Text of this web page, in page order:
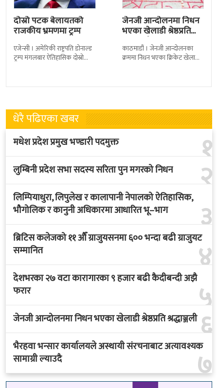
दोस्रो पटक बेलायतको
राजकीय भ्रमणमा ट्रम्प
एजेन्सी । अमेरिकी राष्ट्रपति डोनाल्ड
ट्रम्प मंगलबार ऐतिहासिक दोस्रो
बेलायत सरकारले
जेनजी आन्दोलनमा निधन
भएका खेलाडी श्रेष्ठप्रति
श्रद्धाञ्जली
काठमाडौं । जेनजी आन्दोलनका
क्रममा निधन भएका क्रिकेट खेलाडी
त्रिपुरेश्वरस्थीत राष्ट्रिय खेलकुद
धेरै पढिएका खबर
१
मधेश प्रदेश प्रमुख भण्डारी पदमुक्त
२
लुम्बिनी प्रदेश सभा सदस्य सरिता पुन मगरको निधन
३
लिम्पियाधुरा, लिपुलेख र कालापानी नेपालको ऐतिहासिक,
भौगोलिक र कानुनी अधिकारमा आधारित भू–भाग
४
ब्रिटिस कलेजको ११ औँ ग्राजुयसनमा ६०० भन्दा बढी ग्राजुयट
सम्मानित
५
देशभरका २७ वटा कारागारका ९ हजार बढी कैदीबन्दी अझै
फरार
६
जेनजी आन्दोलनमा निधन भएका खेलाडी श्रेष्ठप्रति श्रद्धाञ्जली
७
भैरहवा भन्सार कार्यालयले अस्थायी संरचनाबाट अत्यावश्यक
सामाग्री ल्याउदै